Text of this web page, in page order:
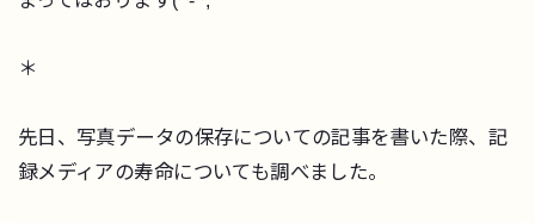
＊
先日、写真データの保存についての記事を書いた際、記
録メディアの寿命についても調べました。